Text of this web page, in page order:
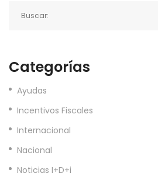
Categorías
Ayudas
Incentivos Fiscales
Internacional
Nacional
Noticias I+D+i